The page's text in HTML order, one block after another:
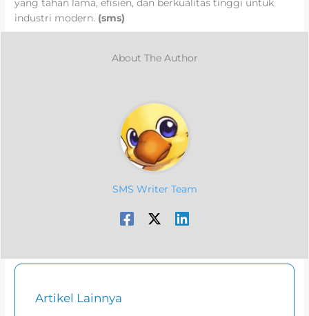
yang tahan lama, efisien, dan berkualitas tinggi untuk
industri modern. (sms)
About The Author
SMS Writer Team
Artikel Lainnya